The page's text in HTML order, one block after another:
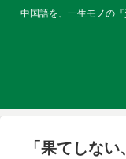
「中国語を、一生モノの
「果てしな